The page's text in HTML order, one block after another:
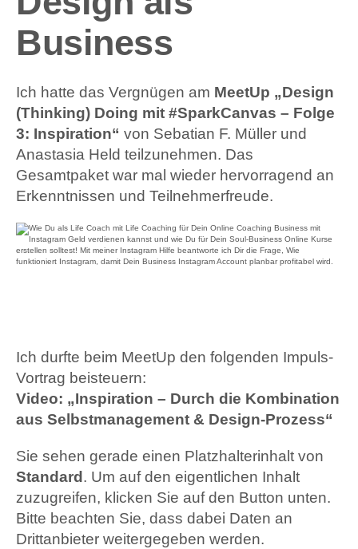
Business
Ich hatte das Vergnügen am MeetUp „Design
(Thinking) Doing mit #SparkCanvas – Folge
3: Inspiration“ von Sebatian F. Müller und
Anastasia Held teilzunehmen. Das
Gesamtpaket war mal wieder hervorragend an
Erkenntnissen und Teilnehmerfreude.
Ich durfte beim MeetUp den folgenden Impuls-
Vortrag beisteuern:
Video: „Inspiration – Durch die Kombination
aus Selbstmanagement & Design-Prozess“
Sie sehen gerade einen Platzhalterinhalt von
Standard . Um auf den eigentlichen Inhalt
zuzugreifen, klicken Sie auf den Button unten.
Bitte beachten Sie, dass dabei Daten an
Drittanbieter weitergegeben werden.